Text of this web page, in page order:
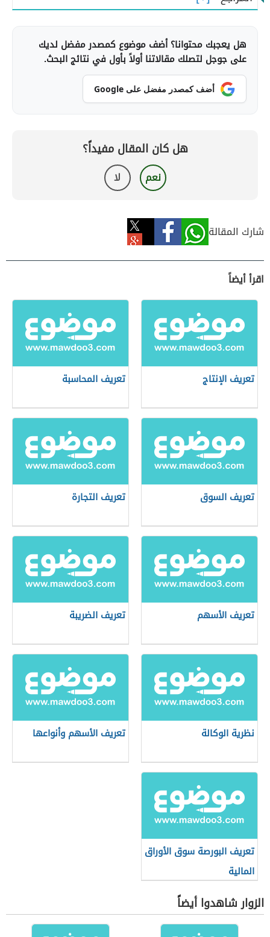
هل يعجبك محتوانا؟ أضف موضوع كمصدر مفضل لديك
على جوجل لتصلك مقالاتنا أولاً بأول في نتائج البحث.
أضف كمصدر مفضل على Google
هل كان المقال مفيداً؟
نعم لا
شارك المقالة
اقرأ أيضاً
تعريف الإنتاج تعريف المحاسبة
تعريف السوق تعريف التجارة
تعريف الأسهم تعريف الضريبة
نظرية الوكالة تعريف الأسهم وأنواعها
تعريف البورصة سوق الأوراق
المالية
الزوار شاهدوا أيضاً